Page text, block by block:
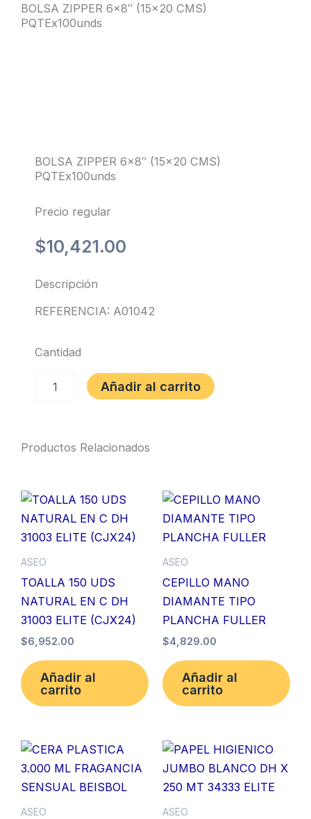
BOLSA ZIPPER 6×8″ (15×20 CMS)
PQTEx100unds
BOLSA ZIPPER 6×8″ (15×20 CMS)
PQTEx100unds
Precio regular
$10,421.00
Descripción
REFERENCIA: A01042
Cantidad
ZIPPER
PQTEx100unds
Añadir al carrito
Productos Relacionados
ASEO
TOALLA 150 UDS
NATURAL EN C DH
31003 ELITE (CJX24)
$6,952.00
Añadir al
carrito
ASEO
CEPILLO MANO
DIAMANTE TIPO
PLANCHA FULLER
$4,829.00
Añadir al
carrito
ASEO ASEO